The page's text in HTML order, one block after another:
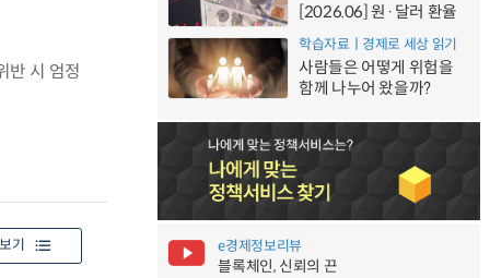
반 시 엄정
기
[2026.06] 원·달러 환율
학습자료ㅣ경제로 세상 읽기
사람들은 어떻게 위험을
함께 나누어 왔을까?
e경제정보리뷰
블록체인, 신뢰의 끈